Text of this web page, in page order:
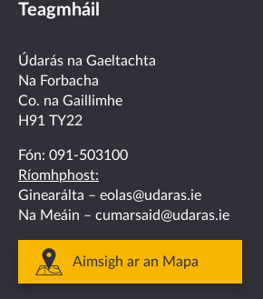
on
facebook
on
twitterlinkedin
Teagmháil
Údarás na Gaeltachta
Na Forbacha
Co. na Gaillimhe
H91 TY22
Fón: 091-503100
Ríomhphost:
Ginearálta – eolas@udaras.ie
Na Meáin – cumarsaid@udaras.ie
Aimsigh ar an Mapa